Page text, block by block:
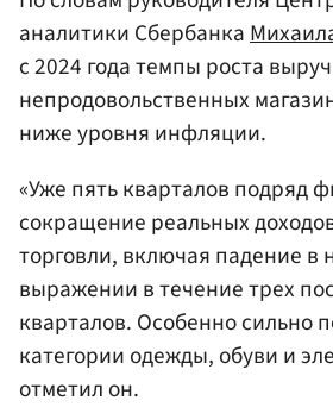
аналитики Сбербанка
с 2024 года темпы роста
непродовольственных
ниже уровня инфляции.
«Уже пять кварталов подряд
сокращение реальных
торговли, включая падение в
выражении в течение трех
кварталов. Особенно сильно
категории одежды, обуви и
отметил он.